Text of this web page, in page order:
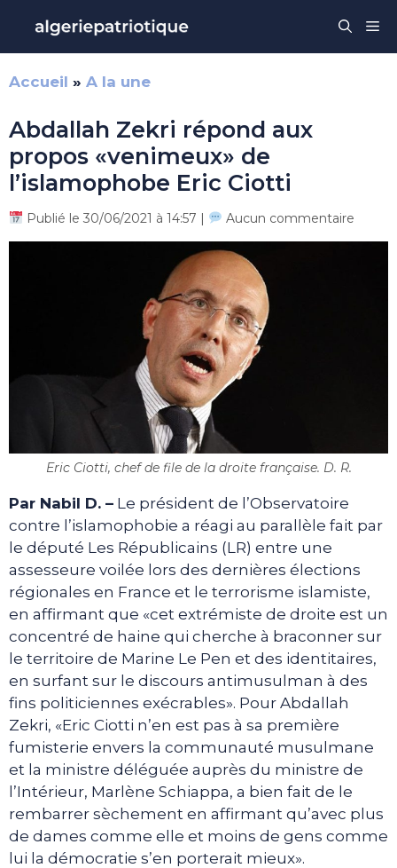
contenu
Accueil » A la une
Abdallah Zekri répond aux
propos «venimeux» de
l’islamophobe Eric Ciotti
Publié le 30/06/2021 à 14:57 | Aucun commentaire
Eric Ciotti, chef de file de la droite française. D. R.
Par Nabil D. – Le président de l’Observatoire
contre l’islamophobie a réagi au parallèle fait par
le député Les Républicains (LR) entre une
assesseure voilée lors des dernières élections
régionales en France et le terrorisme islamiste,
en affirmant que «cet extrémiste de droite est un
concentré de haine qui cherche à braconner sur
le territoire de Marine Le Pen et des identitaires,
en surfant sur le discours antimusulman à des
fins politiciennes exécrables». Pour Abdallah
Zekri, «Eric Ciotti n’en est pas à sa première
fumisterie envers la communauté musulmane
et la ministre déléguée auprès du ministre de
l’Intérieur, Marlène Schiappa, a bien fait de le
rembarrer sèchement en affirmant qu’avec plus
de dames comme elle et moins de gens comme
lui la démocratie s’en porterait mieux».